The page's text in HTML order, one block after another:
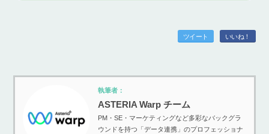
ツイート いいね！
執筆者：
ASTERIA Warp チーム
PM・SE・マーケティングなど多彩なバックグラ
ウンドを持つ「データ連携」のプロフェッショナ